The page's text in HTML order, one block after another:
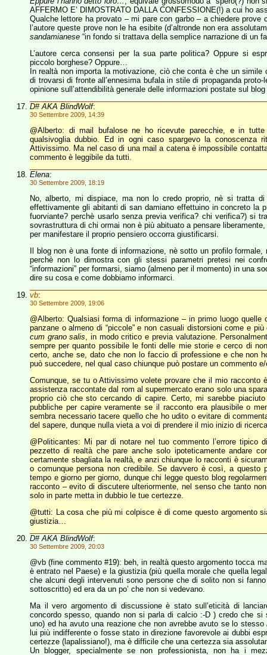
AFFERMO E’ DIMOSTRATO DALLA CONFESSIONE(!) a cui ho
Qualche lettore ha provato – mi pare con garbo – a chiedere
l’autore queste prove non le ha esibite (d’altronde non era
sandamianese “in fondo si trattava della semplice narrazione di un
L’autore cerca consensi per la sua parte politica? Oppure si
piccolo borghese? Oppure…
In realtà non importa la motivazione, ciò che conta è che un
di trovarsi di fronte all’ennesima bufala in stile di propaganda
opinione sull’attendibilità generale delle informazioni postate sul
D# AKA BlindWolf:
30 Settembre 2009, 14:39
@Alberto: di mail bufalose ne ho ricevute parecchie, e in
qualsivoglia dubbio. Ed in ogni caso spargevo la
Attivissimo. Ma nel caso di una mail a catena è impossibile
commento è leggibile da tutti.
Elena:
30 Settembre 2009, 18:19
No, alberto, mi dispiace, ma non lo credo proprio, nè si tratta di
effettivamente gli abitanti di san damiano effettuino in concreto la
fuorviante? perchè usarlo senza previa verifica? chi verifica?) si
sovrastruttura di chi ormai non è più abituato a pensare
per manifestare il proprio pensiero occorra giustificarsi.
Il blog non è una fonte di informazione, nè sotto un profilo
perchè non lo dimostra con gli stessi parametri pretesi nei
“informazioni” per formarsi, siamo (almeno per il momento) in una
dire su cosa e come dobbiamo informarci.
vb:
30 Settembre 2009, 19:06
@Alberto: Qualsiasi forma di informazione – in primo luogo
panzane o almeno di “piccole” e non casuali distorsioni come e
cum grano salis, in modo critico e previa valutazione.
sempre per quanto possibile le fonti delle mie storie e cerco di
certo, anche se, dato che non lo faccio di professione e che non
può succedere, nel qual caso chiunque può postare un commento
Comunque, se tu o Attivissimo volete provare che il mio
assistenza raccontate dal rom al supermercato erano solo una
proprio ciò che sto cercando di capire. Certo, mi sarebbe
pubbliche per capire veramente se il racconto era plausibile o
sembra necessario tacere quello che ho udito o evitare di
del sapere, dunque nulla vieta a voi di prendere il mio inizio di
@Politicantes: Mi par di notare nel tuo commento l’errore tipico
pezzetto di realtà che pare anche solo ipoteticamente andare
certamente sbagliata la realtà, e anzi chiunque lo racconti è
o comunque persona non credibile. Se davvero è così, a
tempo e giorno per giorno, dunque chi legge questo blog
racconto – evito di discutere ulteriormente, nel senso che tanto
solo in parte metta in dubbio le tue certezze.
@tutti: La cosa che più mi colpisce è di come questo argomento
giustizia…
D# AKA BlindWolf:
30 Settembre 2009, 20:03
@vb (fine commento #19): beh, in realtà questo argomento tocca
è entrato nel Paese) e la giustizia (più quella morale che quella
che alcuni degli intervenuti sono persone che di solito non si
sottoscritto) ed era da un po’ che non si vedevano.
Ma il vero argomento di discussione è stato sull’eticità di
concordo spesso, quando non si parla di calcio :-D ) credo che
uno) ed ha avuto una reazione che non avrebbe avuto se lo stesso
lui più indifferente o fosse stato in direzione favorevole ai dubbi
certezze (lapalissiano!), ma è difficile che una certezza sia
Un blogger, specialmente se non professionista, non ha i